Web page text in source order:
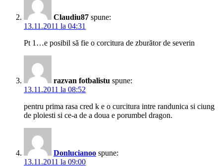
Claudiu87 spune:
13.11.2011 la 04:31
Pt 1…e posibil să fie o corcitura de zburător de severin
razvan fotbalistu spune:
13.11.2011 la 08:52
pentru prima rasa cred k e o curcitura intre randunica si ciung
de ploiesti si ce-a de a doua e porumbel dragon.
Donlucianoo spune:
13.11.2011 la 09:00